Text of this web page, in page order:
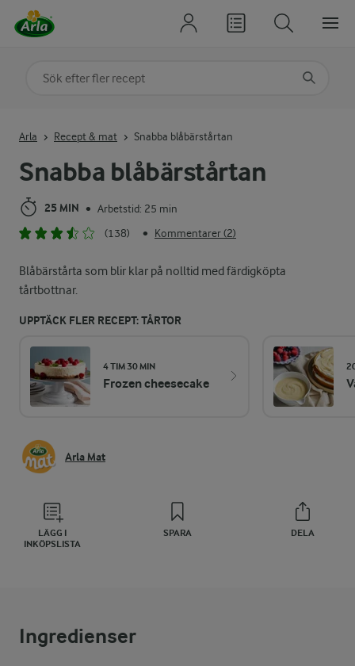
Snabba blåbärstårtan
25 MIN • Arbetstid: 25 min
(138)
• Kommentarer (2)
Blåbärstårta som blir klar på nolltid med färdigköpta
tårtbottnar.
UPPTÄCK FLER RECEPT: TÅRTOR
4 TIM 30 MIN
Frozen cheesecake
Arla Mat
LÄGG I
INKÖPSLISTA
SPARA DELA
Arla Recept & mat Snabba blåbärstårtan
Ingredienser
Sök på kategori eller ingrediens